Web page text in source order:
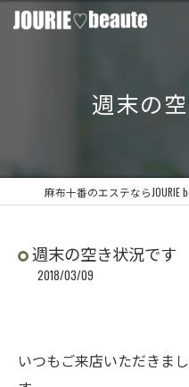
週末の
週末の空き状況です
2018/03/09
いつもご来店いただきま